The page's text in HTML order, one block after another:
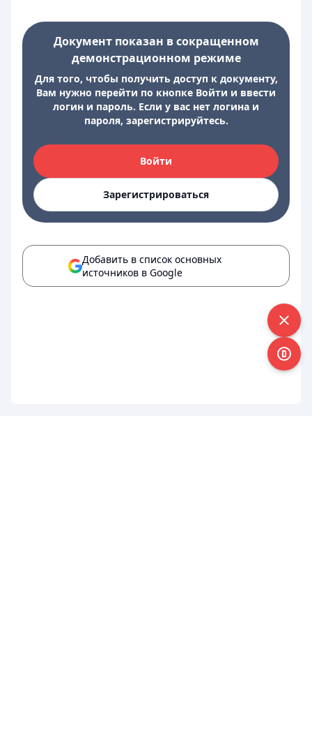
Документ показан в сокращенном
демонстрационном режиме
Для того, чтобы получить доступ к документу,
Вам нужно перейти по кнопке Войти и ввести
логин и пароль. Если у вас нет логина и
пароля, зарегистрируйтесь.
Войти
Зарегистрироваться
Добавить в список основных
источников в Google